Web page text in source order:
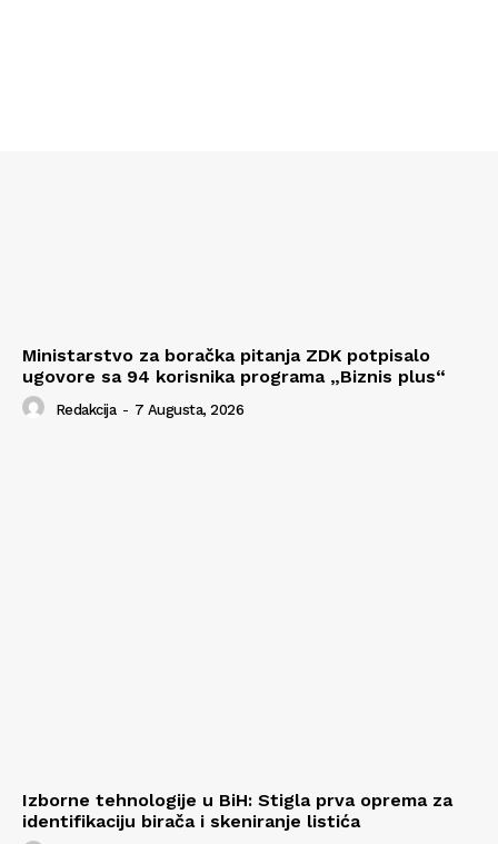
Ministarstvo za boračka pitanja ZDK potpisalo
ugovore sa 94 korisnika programa „Biznis plus“
Redakcija - 7 Augusta, 2026
Izborne tehnologije u BiH: Stigla prva oprema za
identifikaciju birača i skeniranje listića